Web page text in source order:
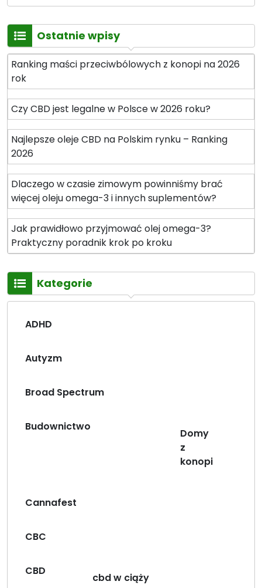
e
n
i
e
m
”
Ostatnie wpisy
Ranking maści przeciwbólowych z konopi na 2026
rok
Czy CBD jest legalne w Polsce w 2026 roku?
Najlepsze oleje CBD na Polskim rynku – Ranking
2026
Dlaczego w czasie zimowym powinniśmy brać
więcej oleju omega-3 i innych suplementów?
Jak prawidłowo przyjmować olej omega-3?
Praktyczny poradnik krok po kroku
Kategorie
ADHD
Autyzm
Broad Spectrum
Budownictwo
Domy
z
konopi
Cannafest
CBC
CBD
cbd w ciąży